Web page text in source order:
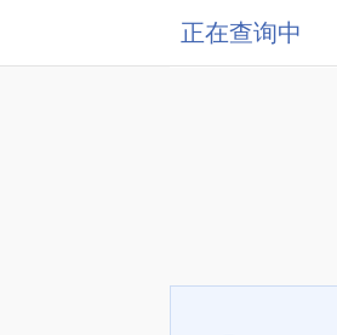
正在查询中